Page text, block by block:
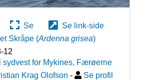
Se
Se link-side
Skråpe (Ardenna grisea)
12
sydvest for Mykines, Færøerne
Krag Olofson - Se profil